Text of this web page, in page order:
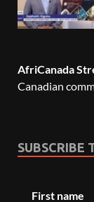
AfriCanada
Canadian
SUBSCRIBE
First name